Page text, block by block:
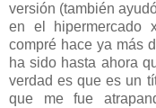
versión (también
en el hipermercado
compré hace ya más
ha sido hasta ahora
verdad es que es un
que me fue